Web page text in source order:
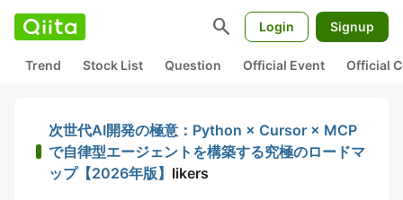
search Login Signup
Trend Stock List Question Official Event Official
次世代AI開発の極意：Python × Cursor × MCP
で自律型エージェントを構築する究極のロードマ
ップ【2026年版】 likers